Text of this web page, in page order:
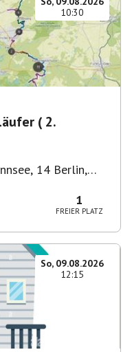
10:30
( 2.
14 Berlin,
1
FREIER PLATZ
So, 09.08.2026
12:15